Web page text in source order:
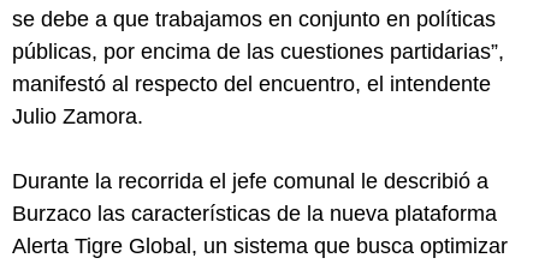
se debe a que trabajamos en conjunto en políticas
públicas, por encima de las cuestiones partidarias”,
manifestó al respecto del encuentro, el intendente
Julio Zamora.
Durante la recorrida el jefe comunal le describió a
Burzaco las características de la nueva plataforma
Alerta Tigre Global, un sistema que busca optimizar